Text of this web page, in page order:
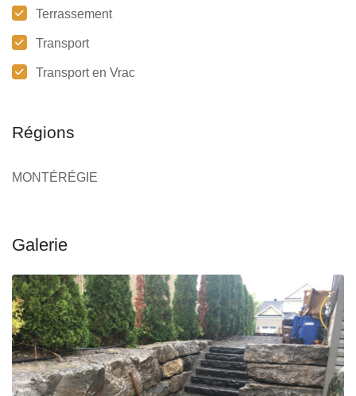
Terrassement
Transport
Transport en Vrac
Régions
MONTÉRÉGIE